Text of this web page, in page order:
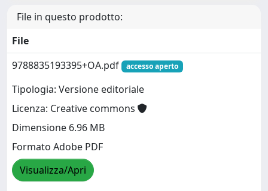
File in questo prodotto:
File
9788835193395+OA.pdf
accesso aperto
Tipologia: Versione editoriale
Licenza: Creative commons
Dimensione 6.96 MB
Formato Adobe PDF
Visualizza/Apri